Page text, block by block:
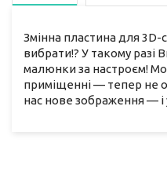
Змінна пластина для 3D-
вибрати!? У такому разі
малюнки за настроєм!
приміщенні — тепер не
нас нове зображення — і